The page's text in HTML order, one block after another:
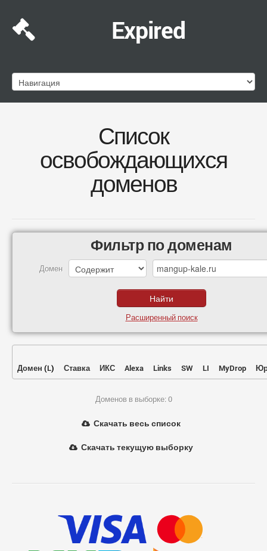
Expired
Список
освобождающихся
доменов
Фильтр по доменам
Домен
Расширенный поиск
Домен (L) Ставка ИКС Alexa Links SW LI MyDrop
Доменов в выборке: 0
Скачать весь список
Скачать текущую выборку